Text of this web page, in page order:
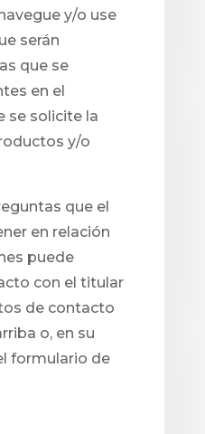
y/o use
serán
que se
en el
se solicite la
y/o
que el
en relación
puede
con el titular
de contacto
o, en su
formulario de